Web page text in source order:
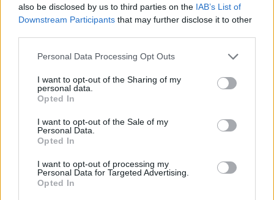
also be disclosed by us to third parties on the IAB’s List of
Downstream Participants that may further disclose it to other
Please note that this website/app uses one or more Google
not limited to your visit or usage behaviour. You may click to
grant or deny consent to Google and its third-party tags to
use your data for below specified purposes in below Google
consent section.
Personal Data Processing Opt Outs
I want to opt-out of the Sharing of my
personal data.
Opted In
I want to opt-out of the Sale of my
Personal Data.
Opted In
I want to opt-out of processing my
Personal Data for Targeted Advertising.
Opted In
Hosszabbított a Honvéd külföldre vágyó fiatal
tehetsége